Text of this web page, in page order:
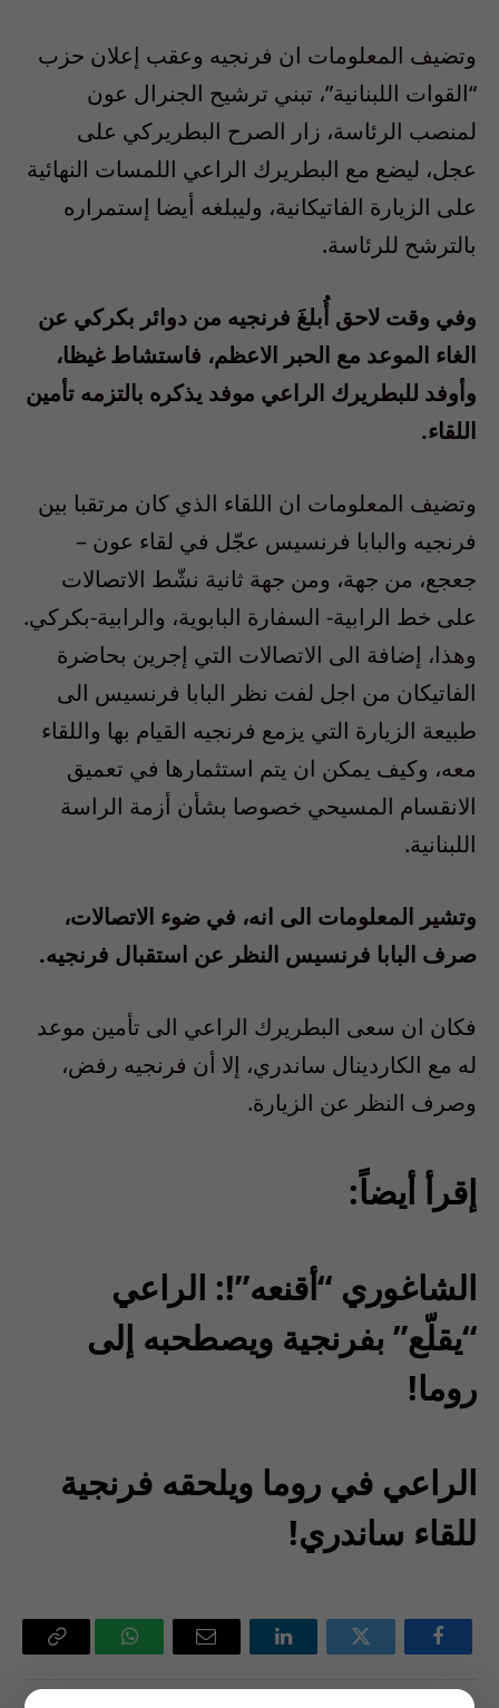
وتضيف المعلومات ان فرنجيه وعقب إعلان حزب
“القوات اللبنانية”، تبني ترشيح الجنرال عون
لمنصب الرئاسة، زار الصرح البطريركي على
عجل، ليضع مع البطريرك الراعي اللمسات النهائية
على الزيارة الفاتيكانية، وليبلغه أيضا إستمراره
بالترشح للرئاسة.
وفي وقت لاحق أُبلغَ فرنجيه من دوائر بكركي عن
الغاء الموعد مع الحبر الاعظم، فاستشاط غيظا،
وأوفد للبطريرك الراعي موفد يذكره بالتزمه تأمين
اللقاء.
وتضيف المعلومات ان اللقاء الذي كان مرتقبا بين
فرنجيه والبابا فرنسيس عجّل في لقاء عون –
جعجع، من جهة، ومن جهة ثانية نشّط الاتصالات
على خط الرابية- السفارة البابوية، والرابية-بكركي.
وهذا، إضافة الى الاتصالات التي إجرين بحاضرة
الفاتيكان من اجل لفت نظر البابا فرنسيس الى
طبيعة الزيارة التي يزمع فرنجيه القيام بها واللقاء
معه، وكيف يمكن ان يتم استثمارها في تعميق
الانقسام المسيحي خصوصا بشأن أزمة الراسة
اللبنانية.
وتشير المعلومات الى انه، في ضوء الاتصالات،
صرف البابا فرنسيس النظر عن استقبال فرنجيه.
فكان ان سعى البطريرك الراعي الى تأمين موعد
له مع الكاردينال ساندري، إلا أن فرنجيه رفض،
وصرف النظر عن الزيارة.
إقرأ أيضاً:
الشاغوري “أقنعه”!: الراعي
“يقلّع” بفرنجية ويصطحبه إلى
روما!
الراعي في روما ويلحقه فرنجية
للقاء ساندري!
فيسبوك تويتر لينكدإن
البريد
الإلكتروني
واتساب Copy
Link